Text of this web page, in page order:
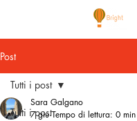
Post
Tutti i post
Tutti i post
Sara Galgano
7 giu Tempo di lettura: 0 min